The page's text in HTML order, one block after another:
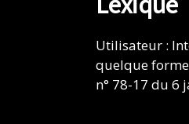
Utilisateur :
quelque
n° 78-17 du 6